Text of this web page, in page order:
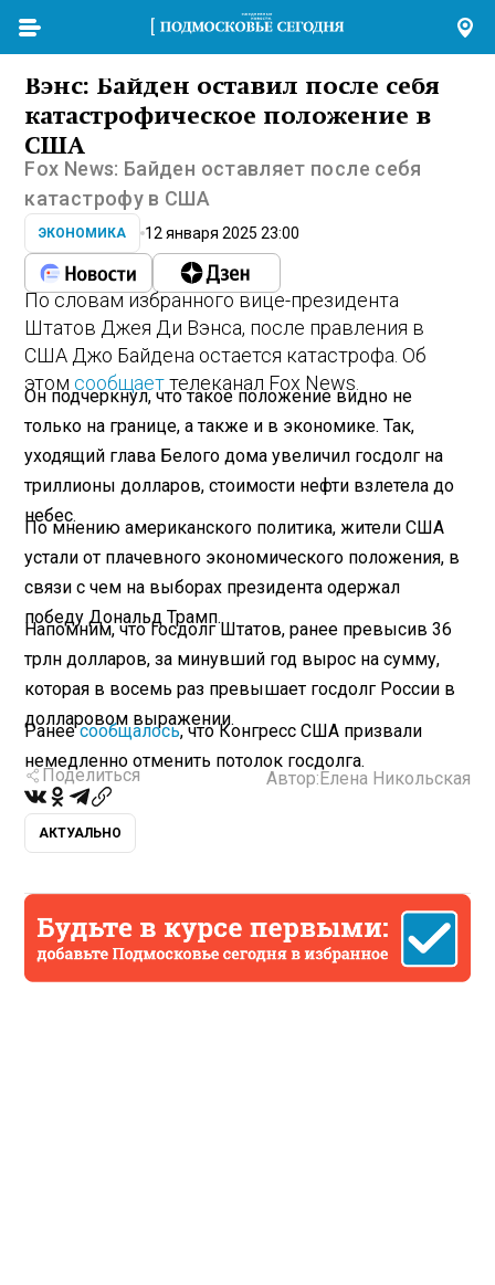
Вэнс: Байден оставил после себя
катастрофическое положение в
США
Fox News: Байден оставляет после себя
катастрофу в США
ЭКОНОМИКА 12 января 2025 23:00
По словам избранного вице-президента
Штатов Джея Ди Вэнса, после правления в
США Джо Байдена остается катастрофа. Об
этом сообщаеттелеканал Fox News.
Он подчеркнул, что такое положение видно не
только на границе, а также и в экономике. Так,
уходящий глава Белого дома увеличил госдолг на
триллионы долларов, стоимости нефти взлетела до
небес.
По мнению американского политика, жители США
устали от плачевного экономического положения, в
связи с чем на выборах президента одержал
победу Дональд Трамп.
Напомним, что госдолг Штатов, ранее превысив 36
трлн долларов, за минувший год вырос на сумму,
которая в восемь раз превышает госдолг России в
долларовом выражении.
Ранеесообщалось, что Конгресс США призвали
немедленно отменить потолок госдолга.
Поделиться Автор: Елена Никольская
АКТУАЛЬНО